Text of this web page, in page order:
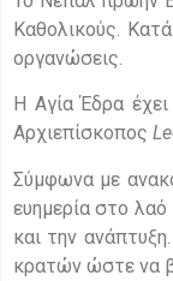
Καθολικούς.
οργανώσεις.
Η Αγία Έδρα
Αρχιεπίσκοπος
Σύμφωνα με
ευημερία στο
και την
κρατών ώστε να